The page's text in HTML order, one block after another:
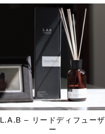
L.A.B – リードディフューザ
ー